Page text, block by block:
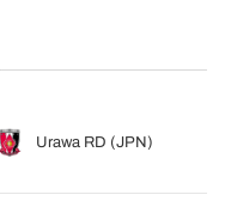
Urawa RD (JPN)